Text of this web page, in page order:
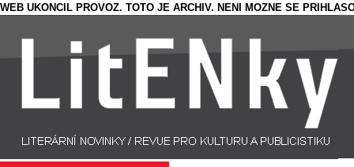
WEB UKONCIL PROVOZ. TOTO JE ARCHIV. NENI MOZNE SE